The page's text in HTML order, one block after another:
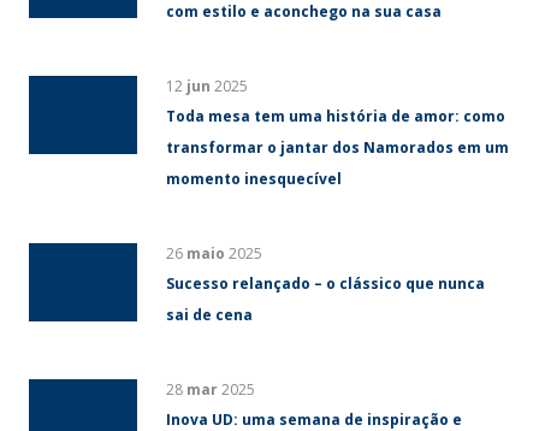
com estilo e aconchego na sua casa
12 jun 2025
Toda mesa tem uma história de amor: como
transformar o jantar dos Namorados em um
momento inesquecível
26 maio 2025
Sucesso relançado – o clássico que nunca
sai de cena
28 mar2025
Inova UD: uma semana de inspiração e